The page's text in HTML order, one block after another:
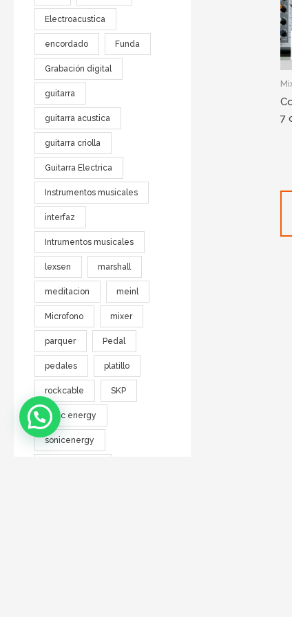
Electroacustica
encordado Funda
Grabación digital
guitarra
guitarra acustica
guitarra criolla
Guitarra Electrica
Instrumentos musicales
interfaz
Intrumentos musicales
lexsen marshall
meditacion meinl
Microfono mixer
parquer Pedal
pedales platillo
rockcable SKP
sonic energy
sonicenergy
7